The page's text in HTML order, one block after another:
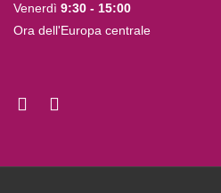
Venerdì 9:30 - 15:00
Ora dell'Europa centrale